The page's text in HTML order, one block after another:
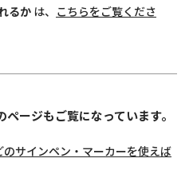
るか は、 こちらをご覧くださ
ージもご覧になっています。
サインペン・マーカーを使えば